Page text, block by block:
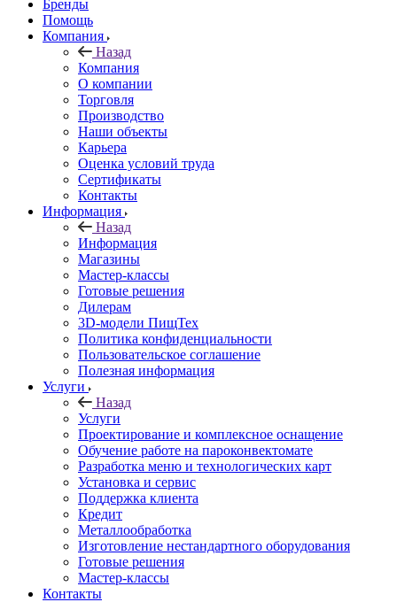
Бренды
Помощь
Компания
Назад
Компания
О компании
Торговля
Производство
Наши объекты
Карьера
Оценка условий труда
Сертификаты
Контакты
Информация
Назад
Информация
Магазины
Мастер-классы
Готовые решения
Дилерам
3D-модели ПищТех
Политика конфиденциальности
Пользовательское соглашение
Полезная информация
Услуги
Назад
Услуги
Проектирование и комплексное оснащение
Обучение работе на пароконвектомате
Разработка меню и технологических карт
Установка и сервис
Поддержка клиента
Кредит
Металлообработка
Изготовление нестандартного оборудования
Готовые решения
Мастер-классы
Контакты